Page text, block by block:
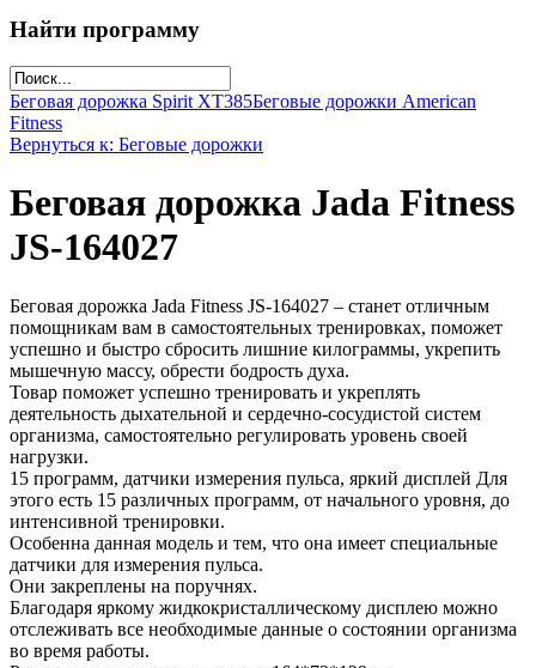
Найти программу
Беговая дорожка Spirit XT385Беговые дорожки American
Fitness
Вернуться к: Беговые дорожки
Беговая дорожка Jada Fitness
JS-164027
Беговая дорожка Jada Fitness JS-164027 – станет отличным
помощникам вам в самостоятельных тренировках, поможет
успешно и быстро сбросить лишние килограммы, укрепить
мышечную массу, обрести бодрость духа.
Товар поможет успешно тренировать и укреплять
деятельность дыхательной и сердечно-сосудистой систем
организма, самостоятельно регулировать уровень своей
нагрузки.
15 программ, датчики измерения пульса, яркий дисплей Для
этого есть 15 различных программ, от начального уровня, до
интенсивной тренировки.
Особенна данная модель и тем, что она имеет специальные
датчики для измерения пульса.
Они закреплены на поручнях.
Благодаря яркому жидкокристаллическому дисплею можно
отслеживать все необходимые данные о состоянии организма
во время работы.